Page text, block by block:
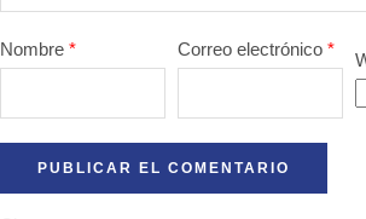
Nombre * Correo electrónico *